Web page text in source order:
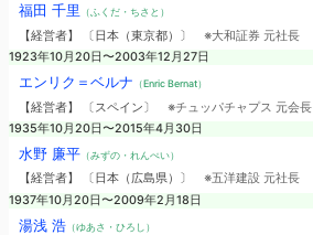
福田 千里 （ふくだ・ちさと）
【経営者】 〔日本（東京都）〕 ※大和証券 元社長
1923年10月20日〜2003年12月27日
エンリク＝ベルナ （Enric Bernat）
【経営者】 〔スペイン〕 ※チュッパチャプス 元会長
1935年10月20日〜2015年4月30日
水野 廉平（みずの・れんぺい）
【経営者】 〔日本（広島県）〕 ※五洋建設 元社長
1937年10月20日〜2009年2月18日
湯浅 浩（ゆあさ・ひろし）